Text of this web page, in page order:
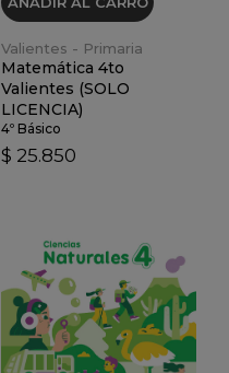
Valientes - Primaria
Matemática 4to
Valientes (SOLO
LICENCIA)
4º Básico
$ 25.850
VER DETALLES